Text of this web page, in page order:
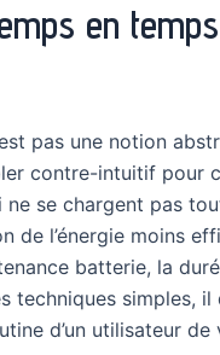
en
pas une notion
contre-intuitif pour
se chargent pas
de l’énergie moins
batterie, la
techniques simples,
d’un utilisateur